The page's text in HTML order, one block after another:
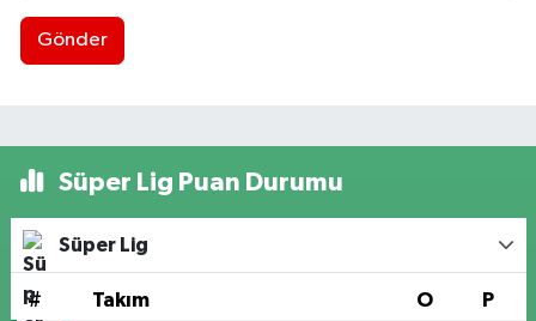
Gönder
Süper Lig Puan Durumu
Süper Lig
# Takım O P